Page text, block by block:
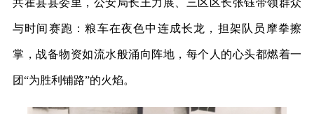
共霍县县委里，公安局长王力展、三区区长张钰带领群众
与时间赛跑：粮车在夜色中连成长龙，担架队员摩拳擦
掌，战备物资如流水般涌向阵地，每个人的心头都燃着一
团“为胜利铺路”的火焰。